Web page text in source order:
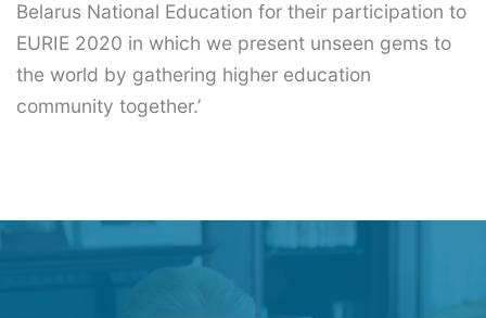
Belarus National Education for their participation to
EURIE 2020 in which we present unseen gems to
the world by gathering higher education
community together.’